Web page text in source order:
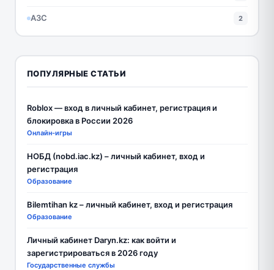
АЗС 2
ПОПУЛЯРНЫЕ СТАТЬИ
Roblox — вход в личный кабинет, регистрация и
блокировка в России 2026
Онлайн-игры
НОБД (nobd.iac.kz) – личный кабинет, вход и
регистрация
Образование
Bilemtihan kz – личный кабинет, вход и регистрация
Образование
Личный кабинет Daryn.kz: как войти и
зарегистрироваться в 2026 году
Государственные службы